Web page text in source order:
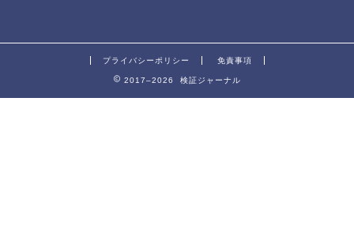
プライバシーポリシー 免責事項
2017–2026 検証ジャーナル